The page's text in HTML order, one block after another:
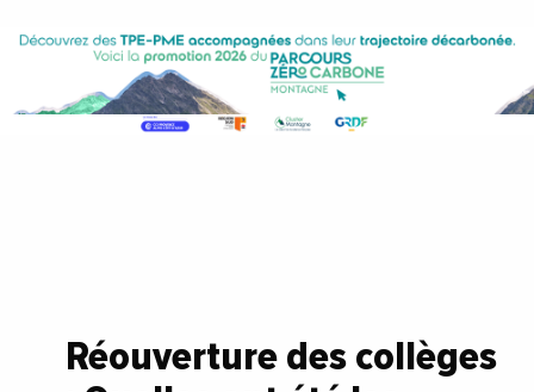
Réouverture des collèges